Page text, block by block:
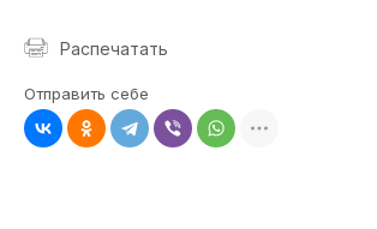
Распечатать
Отправить себе